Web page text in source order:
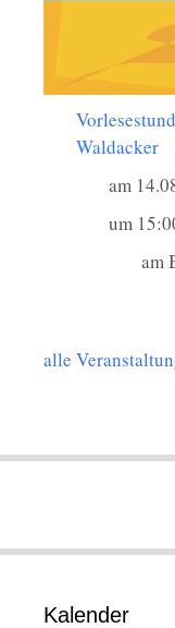
Waldacker
am
um
am
alle
Kalender